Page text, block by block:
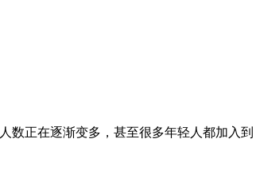
数正在逐渐变多，甚至很多年轻人都加入到